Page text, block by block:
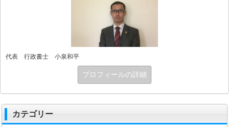
代表 行政書士 小泉和平
プロフィールの詳細
カテゴリー